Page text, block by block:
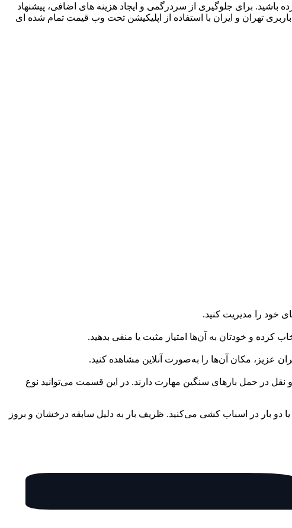
برای جلوگیری از سردرگمی و ایجاد هزینه های اضافی، پیشنهاد
تهران و ایران با استفاده از اپلیکیشن تحت وب قیمت تمام شده ای
خود را مدیریت کنید.
کرده و خودتان به آن‌ها امتیاز مثبت یا منفی بدهید.
نقل در حمل بارهای سنگین مهارت دارند. در این قسمت می‌توانید نوع
بار در اسباب کشی می‌کنید. ظریف بار به دلیل سابقه درخشان و بروز